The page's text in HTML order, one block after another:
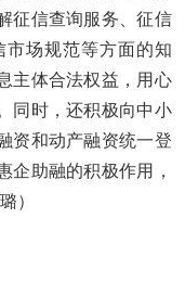
征信查询服务、征信
场规范等方面的知
主体合法权益，用心
同时，还积极向中小
资和动产融资统一登
企助融的积极作用，
）